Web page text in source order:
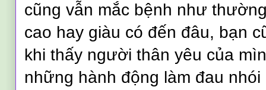
cũng vẫn mắc bệnh như
cao hay giàu có đến đâu, bạn
khi thấy người thân yêu của
những hành động làm đau